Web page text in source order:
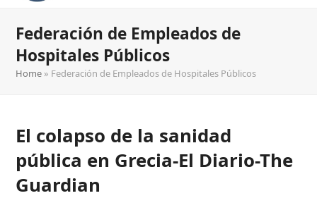
Federación de Empleados de
Hospitales Públicos
Home » Federación de Empleados de Hospitales Públicos
El colapso de la sanidad
pública en Grecia-El Diario-The
Guardian